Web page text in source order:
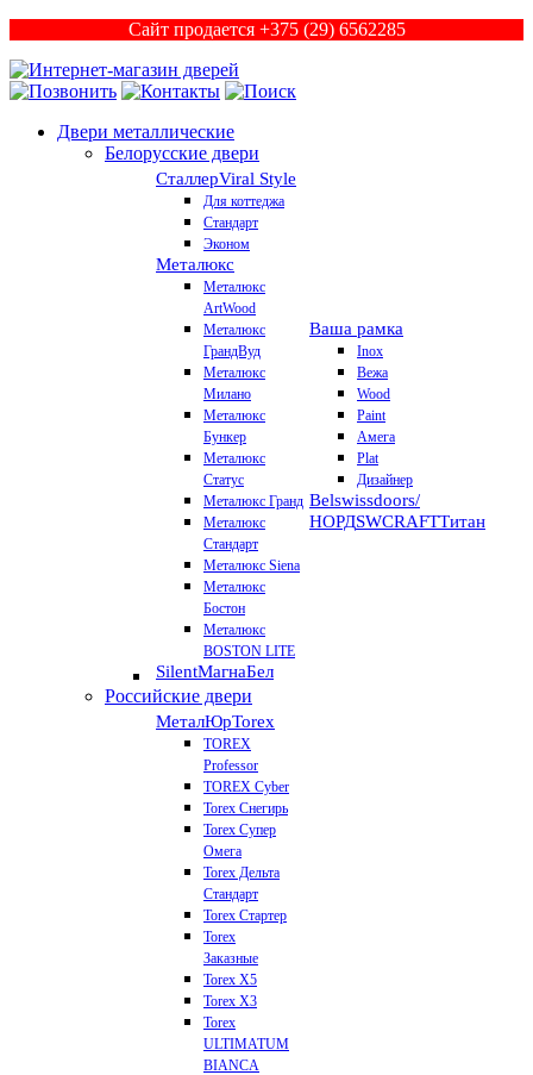
Сайт продается +375 (29) 6562285
Двери металлические
Белорусские двери
СталлерViral Style
Для коттеджа
Стандарт
Эконом
Металюкс
Металюкс
ArtWood
Металюкс
ГрандВуд
Металюкс
Милано
Металюкс
Бункер
Металюкс
Статус
Металюкс Гранд
Металюкс
Стандарт
Металюкс Siena
Металюкс
Бостон
Металюкс
BOSTON LITE
SilentМагнаБел
Ваша рамка
Inox
Вежа
Wood
Paint
Амега
Plat
Дизайнер
Belswissdoors/
НОРДSWCRAFTТитан
Российские двери
МеталЮрTorex
TOREX
Professor
TOREX Cyber
Torex Снегирь
Torex Супер
Омега
Torex Дельта
Стандарт
Torex Стартер
Torex
Заказные
Torex Х5
Torex Х3
Torex
ULTIMATUM
BIANCA